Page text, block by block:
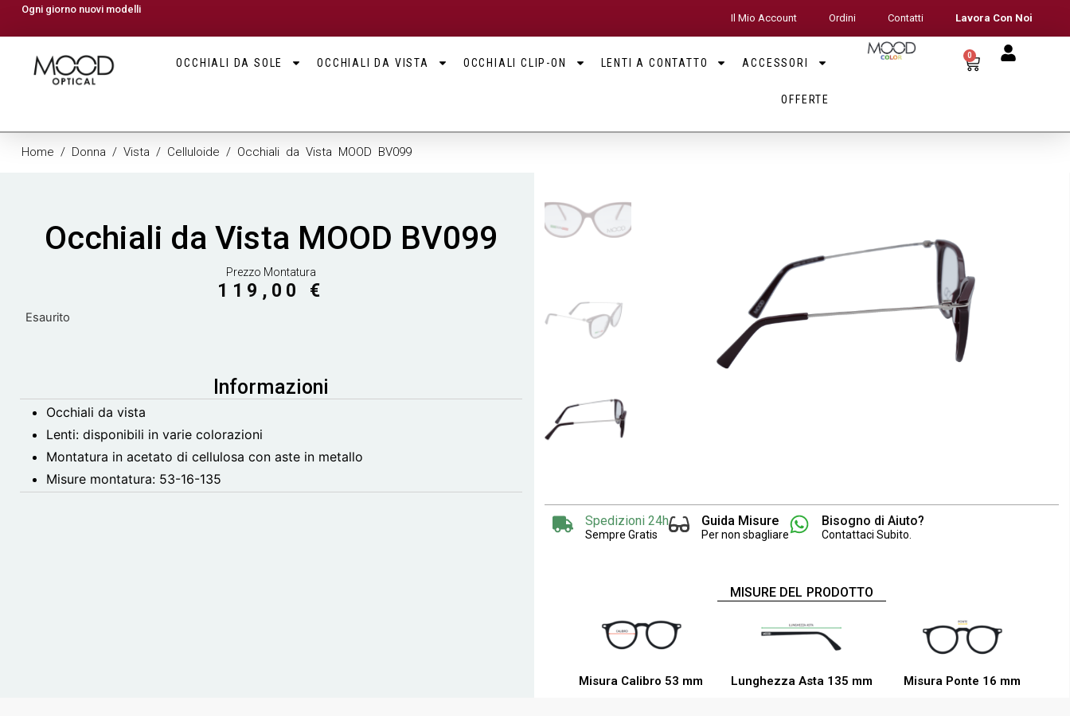
Ogni giorno nuovi modelli
Il Mio Account Ordini Contatti Lavora Con Noi
OCCHIALI DA SOLE OCCHIALI DA VISTA OCCHIALI CLIP-ON LENTI A CONTATTO ACCESSORI
OFFERTE
0
Home / Donna / Vista / Celluloide / Occhiali da Vista MOOD BV099
Occhiali da Vista MOOD BV099
Prezzo Montatura
119,00 €
Esaurito
Informazioni
Occhiali da vista
Lenti: disponibili in varie colorazioni
Montatura in acetato di cellulosa con aste in metallo
Misure montatura: 53-16-135
Spedizioni 24h
Sempre Gratis
Guida Misure
Per non sbagliare
Bisogno di Aiuto?
Contattaci Subito.
MISURE DEL PRODOTTO
Misura Calibro 53 mm Lunghezza Asta 135 mm Misura Ponte 16 mm